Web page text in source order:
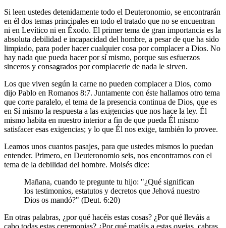
Si leen ustedes detenidamente todo el Deuteronomio, se encontrarán
en él dos temas principales en todo el tratado que no se encuentran
ni en Levítico ni en Éxodo. El primer tema de gran importancia es la
absoluta debilidad e incapacidad del hombre, a pesar de que ha sido
limpiado, para poder hacer cualquier cosa por complacer a Dios. No
hay nada que pueda hacer por sí mismo, porque sus esfuerzos
sinceros y consagrados por complacerle de nada le sirven.
Los que viven según la carne no pueden complacer a Dios, como
dijo Pablo en Romanos 8:7. Juntamente con éste hallamos otro tema
que corre paralelo, el tema de la presencia continua de Dios, que es
en Sí mismo la respuesta a las exigencias que nos hace la ley. Él
mismo habita en nuestro interior a fin de que pueda Él mismo
satisfacer esas exigencias; y lo que Él nos exige, también lo provee.
Leamos unos cuantos pasajes, para que ustedes mismos lo puedan
entender. Primero, en Deuteronomio seis, nos encontramos con el
tema de la debilidad del hombre. Moisés dice:
Mañana, cuando te pregunte tu hijo: "¿Qué significan
los testimonios, estatutos y decretos que Jehová nuestro
Dios os mandó?" (Deut. 6:20)
En otras palabras, ¿por qué hacéis estas cosas? ¿Por qué lleváis a